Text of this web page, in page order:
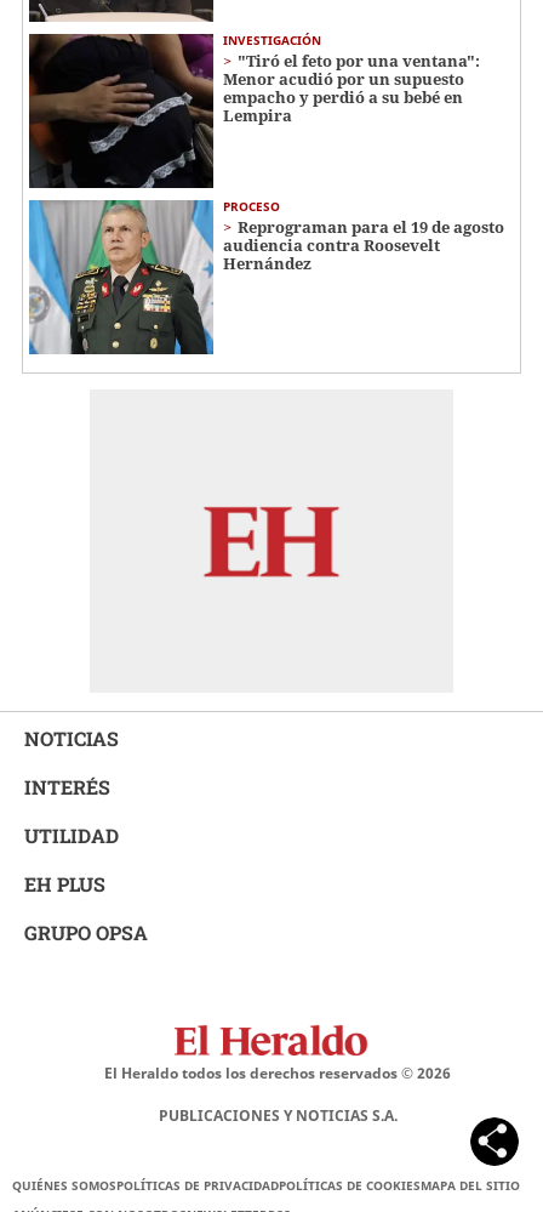
INVESTIGACIÓN
"Tiró el feto por una ventana":
Menor acudió por un supuesto
empacho y perdió a su bebé en
Lempira
PROCESO
Reprograman para el 19 de agosto
audiencia contra Roosevelt
Hernández
NOTICIAS
INTERÉS
UTILIDAD
EH PLUS
GRUPO OPSA
El Heraldo todos los derechos reservados ©2026
PUBLICACIONES Y NOTICIAS S.A.
QUIÉNES SOMOSPOLÍTICAS DE PRIVACIDADPOLÍTICAS DE COOKIESMAPA DEL SITIO